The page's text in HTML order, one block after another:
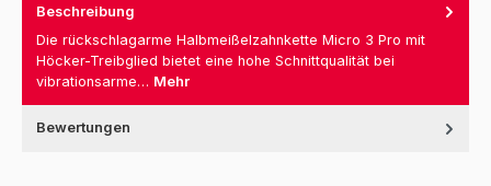
Beschreibung
Die rückschlagarme Halbmeißelzahnkette Micro 3 Pro mit
Höcker-Treibglied bietet eine hohe Schnittqualität bei
vibrationsarme… Mehr
Bewertungen